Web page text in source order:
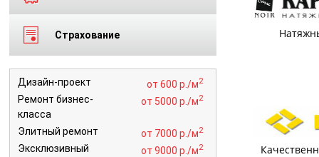
Страхование
Дизайн-проект от 600 р./м2
Ремонт бизнес-
класса
от 5000 р./м2
Элитный ремонт от 7000 р./м2
Эксклюзивный
от 9000 р./м2